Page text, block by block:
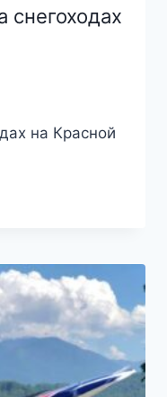
снегоходах
на Красной